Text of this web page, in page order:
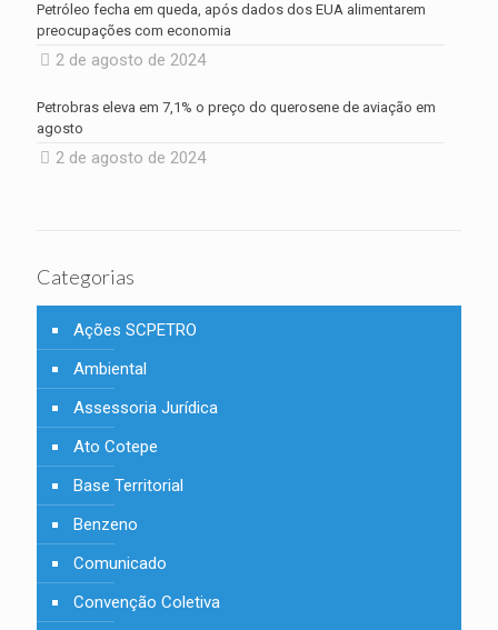
Petróleo fecha em queda, após dados dos EUA alimentarem
preocupações com economia
2 de agosto de 2024
Petrobras eleva em 7,1% o preço do querosene de aviação em
agosto
2 de agosto de 2024
Categorias
Ações SCPETRO
Ambiental
Assessoria Jurídica
Ato Cotepe
Base Territorial
Benzeno
Comunicado
Convenção Coletiva